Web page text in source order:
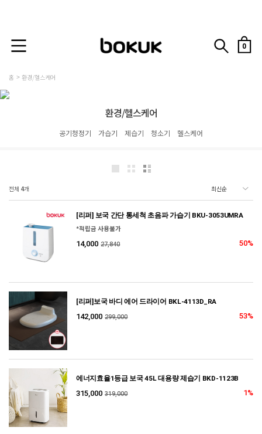
0
홈 환경/헬스케어
환경/헬스케어
공기청정기 가습기 제습기 청소기 헬스케어
전체 4개
[리퍼] 보국 간단 통세척 초음파 가습기 BKU-3053UMRA
*적립금 사용불가
50%
14,000 27,840
[리퍼]보국 바디 에어 드라이어 BKL-4113D_RA
53%
142,000 299,000
에너지효율1등급 보국 45L 대용량 제습기 BKD-1123B
1%
315,000 319,000